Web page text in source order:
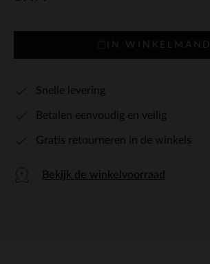
IN WINKELMAND
Snelle levering
Betalen eenvoudig en veilig
Gratis retourneren in de winkels
Bekijk de winkelvoorraad